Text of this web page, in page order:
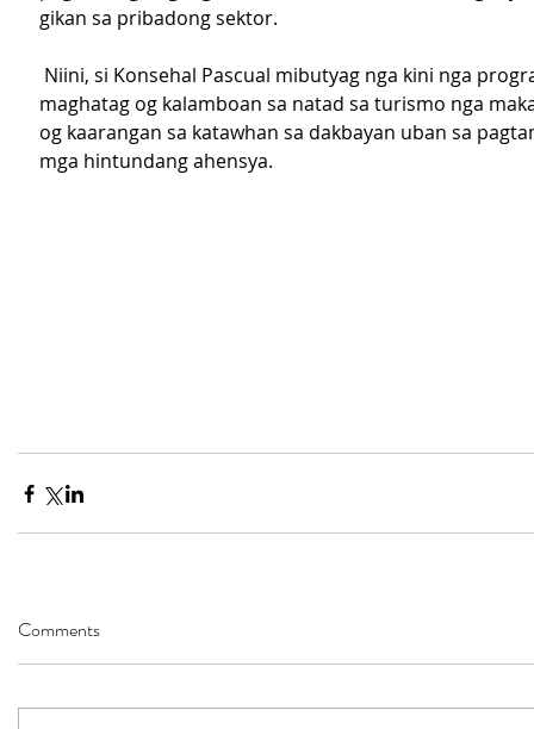
gikan sa pribadong sektor.
maghatag og kalamboan sa natad sa turismo nga
og kaarangan sa katawhan sa dakbayan uban sa
mga hintundang ahensya.
Comments